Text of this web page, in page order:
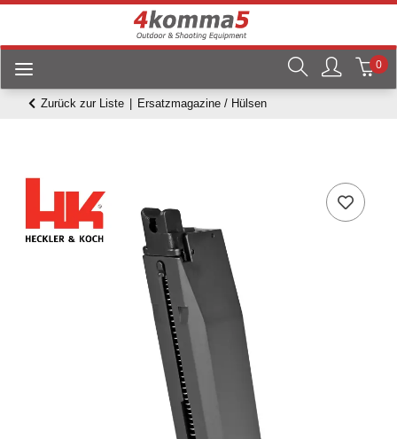
0
Zurück zur Liste Ersatzmagazine / Hülsen